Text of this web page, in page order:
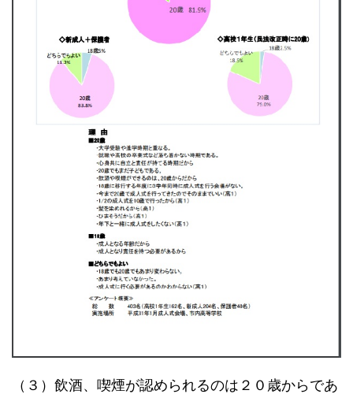
（３）飲酒、喫煙が認められるのは２０歳からであ